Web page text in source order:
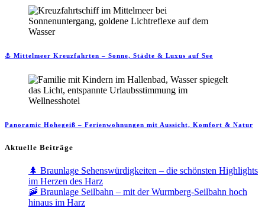
⚓ Mittelmeer Kreuzfahrten – Sonne, Städte & Luxus auf See
Panoramic Hohegeiß – Ferienwohnungen mit Aussicht, Komfort & Natur
Aktuelle Beiträge
🌲 Braunlage Sehenswürdigkeiten – die schönsten Highlights
im Herzen des Harz
🚠 Braunlage Seilbahn – mit der Wurmberg-Seilbahn hoch
hinaus im Harz